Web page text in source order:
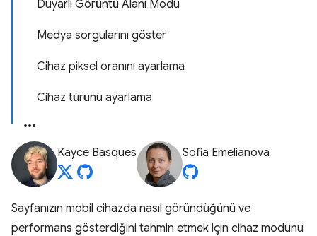
Duyarlı Görüntü Alanı Modu
Medya sorgularını göster
Cihaz piksel oranını ayarlama
Cihaz türünü ayarlama
Kayce Basques Sofia Emelianova
Sayfanızın mobil cihazda nasıl göründüğünü ve
performans gösterdiğini tahmin etmek için cihaz modunu